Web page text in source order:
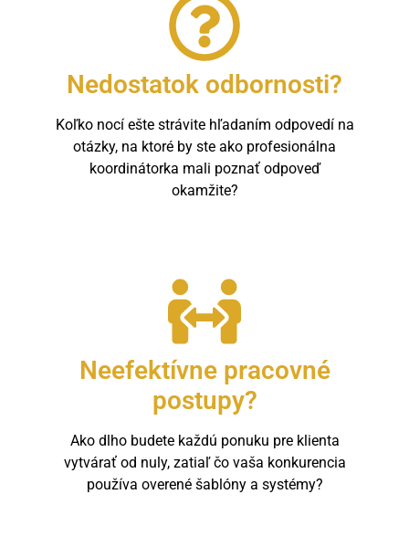
Nedostatok odbornosti?
Koľko nocí ešte strávite hľadaním odpovedí na
otázky, na ktoré by ste ako profesionálna
koordinátorka mali poznať odpoveď
okamžite?
Neefektívne pracovné
postupy?
Ako dlho budete každú ponuku pre klienta
vytvárať od nuly, zatiaľ čo vaša konkurencia
používa overené šablóny a systémy?